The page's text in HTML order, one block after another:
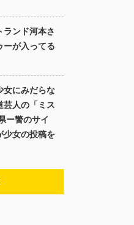
ランド河本さ
ーが入ってる
女にみだらな
人の「ミス
ー警のサイ
少女の投稿を